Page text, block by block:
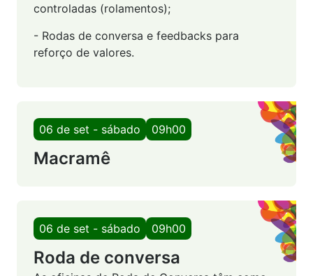
controladas (rolamentos);
- Rodas de conversa e feedbacks para
reforço de valores.
06 de set - sábado 09h00
Macramê
06 de set - sábado 09h00
Roda de conversa